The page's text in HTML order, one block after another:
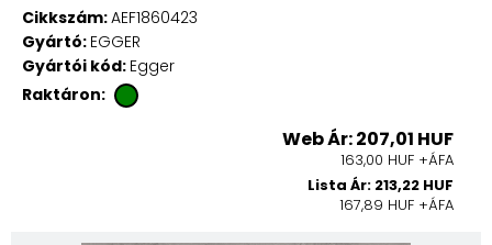
Cikkszám:AEF1860423
Gyártó: EGGER
Gyártói kód: Egger
Raktáron:
Web Ár: 207,01 HUF
163,00 HUF +ÁFA
Lista Ár: 213,22 HUF
167,89 HUF +ÁFA